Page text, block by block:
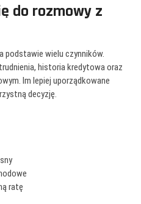
do rozmowy z
podstawie wielu czynników.
historia kredytowa oraz
Im lepiej uporządkowane
decyzję.
ratę